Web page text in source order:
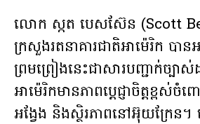
លោក ស្កត បេសស៊ែន (Scott
ក្រសួងរតនាគារជាតិអាម៉េរិក បាន
ព្រមព្រៀងនេះជាសារបញ្ជាក់ច្បា
អាម៉េរិកមានភាពប្តេជ្ញាចិត្តខ្ពស់ចំ
អង្វែង និងស្ថិរភាពនៅអ៊ុយក្រែន